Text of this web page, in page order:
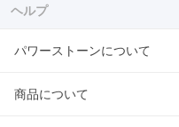
ヘルプ
パワーストーンについて
商品について